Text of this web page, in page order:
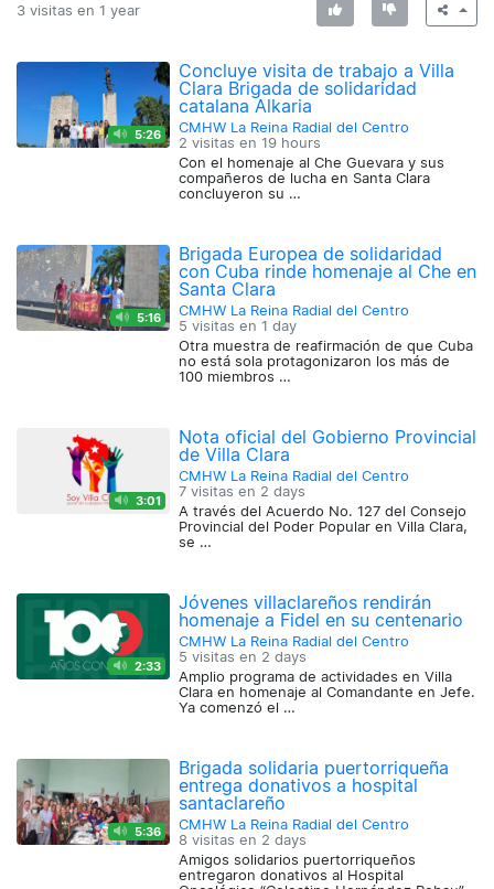
3 visitas en 1 year
5:26
Concluye visita de trabajo a Villa
Clara Brigada de solidaridad
catalana Alkaria
CMHW La Reina Radial del Centro
2 visitas en 19 hours
Con el homenaje al Che Guevara y sus
compañeros de lucha en Santa Clara
concluyeron su …
5:16
Brigada Europea de solidaridad
con Cuba rinde homenaje al Che en
Santa Clara
CMHW La Reina Radial del Centro
5 visitas en 1 day
Otra muestra de reafirmación de que Cuba
no está sola protagonizaron los más de
100 miembros …
3:01
Nota oficial del Gobierno Provincial
de Villa Clara
CMHW La Reina Radial del Centro
7 visitas en 2 days
A través del Acuerdo No. 127 del Consejo
Provincial del Poder Popular en Villa Clara,
se …
2:33
Jóvenes villaclareños rendirán
homenaje a Fidel en su centenario
CMHW La Reina Radial del Centro
5 visitas en 2 days
Amplio programa de actividades en Villa
Clara en homenaje al Comandante en Jefe.
Ya comenzó el …
5:36
Brigada solidaria puertorriqueña
entrega donativos a hospital
santaclareño
CMHW La Reina Radial del Centro
8 visitas en 2 days
Amigos solidarios puertorriqueños
entregaron donativos al Hospital